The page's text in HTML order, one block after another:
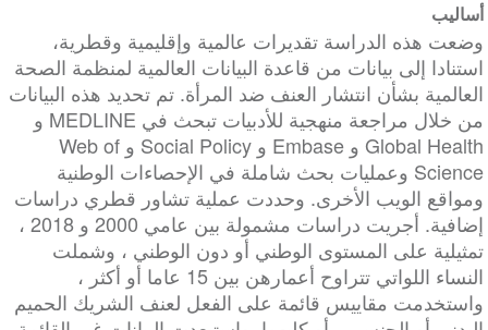
أساليب
وضعت هذه الدراسة تقديرات عالمية وإقليمية وقطرية،
استنادا إلى بيانات من قاعدة البيانات العالمية لمنظمة الصحة
العالمية بشأن انتشار العنف ضد المرأة. تم تحديد هذه البيانات
من خلال مراجعة منهجية للأدبيات تبحث في MEDLINE و
Global Health و Embase و Social Policy و Web of
Science وعمليات بحث شاملة في الإحصاءات الوطنية
ومواقع الويب الأخرى. وحددت عملية تشاور قطري دراسات
إضافية. أجريت دراسات مشمولة بين عامي 2000 و 2018 ،
تمثيلية على المستوى الوطني أو دون الوطني ، وشملت
النساء اللواتي تتراوح أعمارهن بين 15 عاما أو أكثر ،
واستخدمت مقاييس قائمة على الفعل لعنف الشريك الحميم